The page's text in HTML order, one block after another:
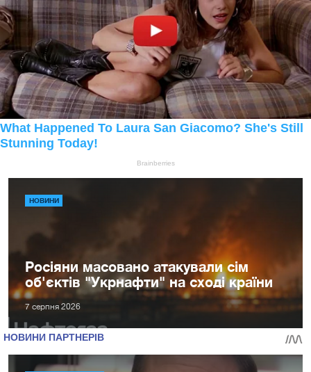
НОВИНИ
Росіяни масовано атакували сім
об'єктів "Укрнафти" на сході країни
7 серпня 2026